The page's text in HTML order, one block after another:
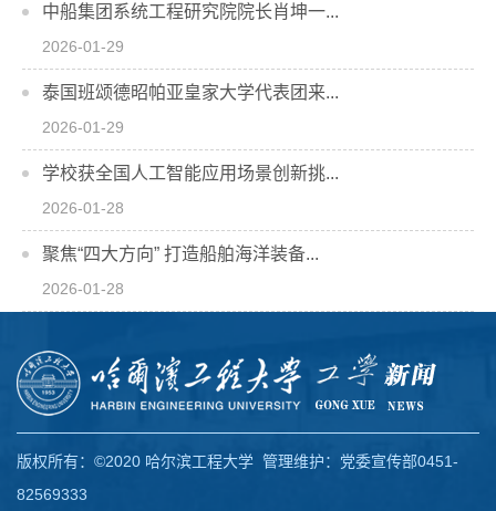
中船集团系统工程研究院院长肖坤一...
2026-01-29
泰国班颂德昭帕亚皇家大学代表团来...
2026-01-29
学校获全国人工智能应用场景创新挑...
2026-01-28
聚焦“四大方向” 打造船舶海洋装备...
2026-01-28
版权所有：©2020 哈尔滨工程大学 管理维护：党委宣传部0451-
82569333